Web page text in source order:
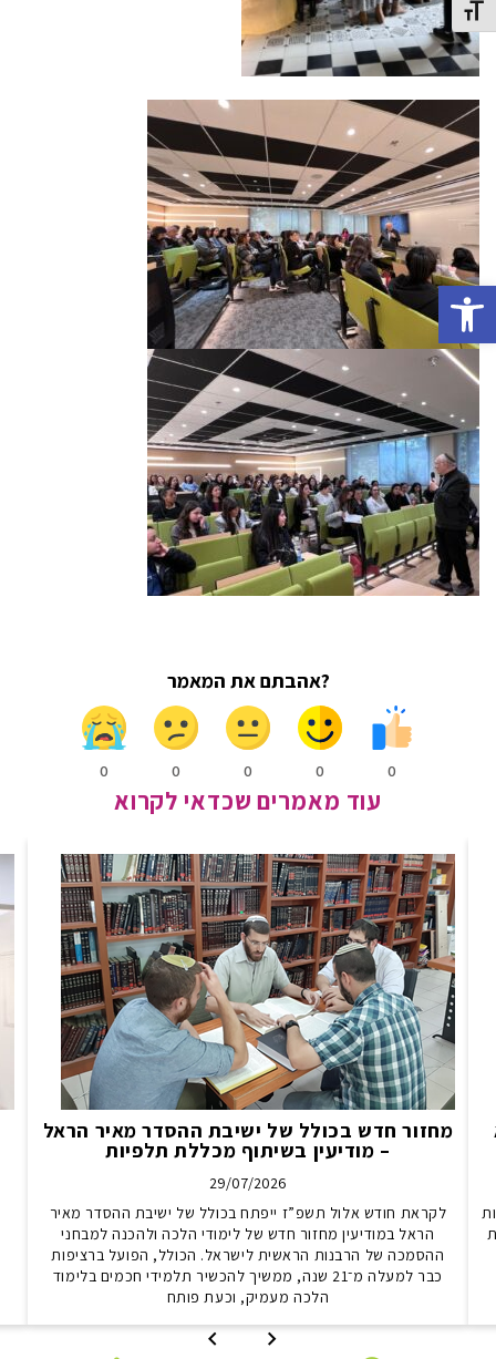
Open toolbar
Toggle Font size
?אהבתם את המאמר
0
0
0
0
0
עוד מאמרים שכדאי לקרוא
לשקופית
מחזור חדש בכולל של ישיבת ההסדר מאיר הראל
– מודיעין בשיתוף מכללת תלפיות
29/07/2026
לקראת חודש אלול תשפ”ז ייפתח בכולל של ישיבת ההסדר מאיר
הראל במודיעין מחזור חדש של לימודי הלכה ולהכנה למבחני
ההסמכה של הרבנות הראשית לישראל. הכולל, הפועל ברציפות
כבר למעלה מ־21 שנה, ממשיך להכשיר תלמידי חכמים בלימוד
הלכה מעמיק, וכעת פותח
לשקופית